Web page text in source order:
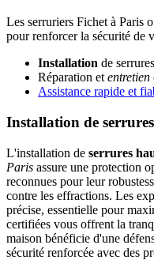
Les serruriers Fichet à Paris
pour renforcer la sécurité de
Installation de
Réparation et entretien
Assistance rapide et
Installation de
L'installation de serrures
Paris assure une protection
reconnues pour leur
contre les effractions. Les
précise, essentielle pour
certifiées vous offrent la
maison bénéficie d'une
sécurité renforcée avec des